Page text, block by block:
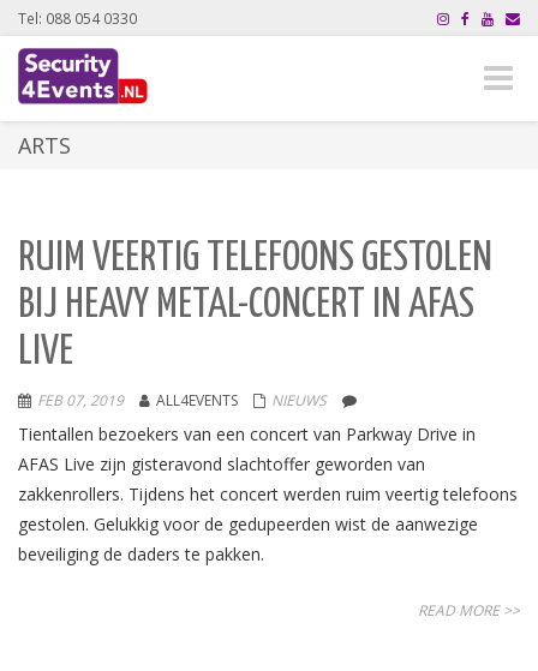
Tel: 088 054 0330
Toggle
ARTS
RUIM VEERTIG TELEFOONS GESTOLEN
BIJ HEAVY METAL-CONCERT IN AFAS
LIVE
FEB 07, 2019 ALL4EVENTS NIEUWS
Tientallen bezoekers van een concert van Parkway Drive in
AFAS Live zijn gisteravond slachtoffer geworden van
zakkenrollers. Tijdens het concert werden ruim veertig telefoons
gestolen. Gelukkig voor de gedupeerden wist de aanwezige
beveiliging de daders te pakken.
READ MORE >>